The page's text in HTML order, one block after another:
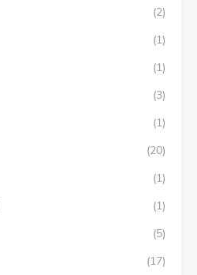
(2)
(1)
(1)
(3)
(1)
(20)
(1)
(1)
(5)
(17)